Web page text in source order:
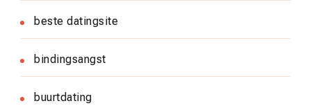
beste datingsite
bindingsangst
buurtdating